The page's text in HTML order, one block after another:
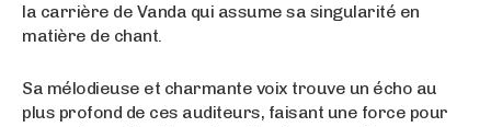
la carrière de Vanda qui assume sa singularité en
matière de chant.
Sa mélodieuse et charmante voix trouve un écho au
plus profond de ces auditeurs, faisant une force pour